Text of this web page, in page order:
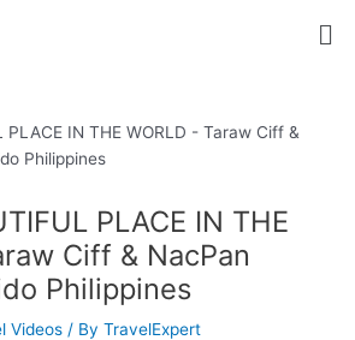
PLACE IN THE
Ciff & NacPan
Philippines
Videos / ByTravelExpert